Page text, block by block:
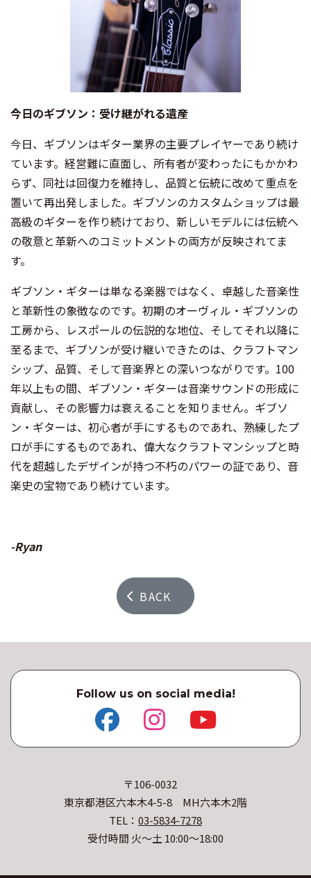
今日のギブソン：受け継がれる遺産
今日、ギブソンはギター業界の主要プレイヤーであり続け
ています。経営難に直面し、所有者が変わったにもかかわ
らず、同社は回復力を維持し、品質と伝統に改めて重点を
置いて再出発しました。ギブソンのカスタムショップは最
高級のギターを作り続けており、新しいモデルには伝統へ
の敬意と革新へのコミットメントの両方が反映されてま
す。
ギブソン・ギターは単なる楽器ではなく、卓越した音楽性
と革新性の象徴なのです。初期のオーヴィル・ギブソンの
工房から、レスポールの伝説的な地位、そしてそれ以降に
至るまで、ギブソンが受け継いできたのは、クラフトマン
シップ、品質、そして音楽界との深いつながりです。100
年以上もの間、ギブソン・ギターは音楽サウンドの形成に
貢献し、その影響力は衰えることを知りません。ギブソ
ン・ギターは、初心者が手にするものであれ、熟練したプ
ロが手にするものであれ、偉大なクラフトマンシップと時
代を超越したデザインが持つ不朽のパワーの証であり、音
楽史の宝物であり続けています。
-Ryan
BACK
Follow us on social media!
〒106-0032
東京都港区六本木4-5-8 MH六本木2階
TEL： 03-5834-7278
受付時間 火〜土 10:00〜18:00